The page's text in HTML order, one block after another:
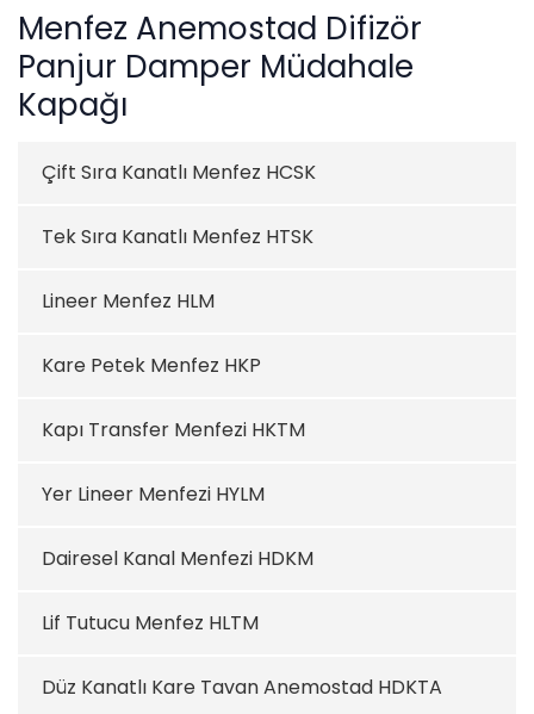
Menfez Anemostad Difizör
Panjur Damper Müdahale
Kapağı
Çift Sıra Kanatlı Menfez HCSK
Tek Sıra Kanatlı Menfez HTSK
Lineer Menfez HLM
Kare Petek Menfez HKP
Kapı Transfer Menfezi HKTM
Yer Lineer Menfezi HYLM
Dairesel Kanal Menfezi HDKM
Lif Tutucu Menfez HLTM
Düz Kanatlı Kare Tavan Anemostad HDKTA